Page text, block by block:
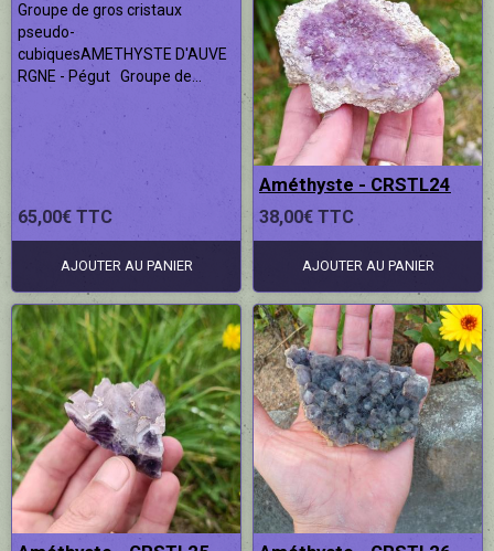
Groupe de gros cristaux
pseudo-
cubiquesAMETHYSTE D'AUVE
RGNE - Pégut Groupe de...
65,00€ TTC
AJOUTER AU PANIER
Améthyste - CRSTL24
38,00€ TTC
AJOUTER AU PANIER